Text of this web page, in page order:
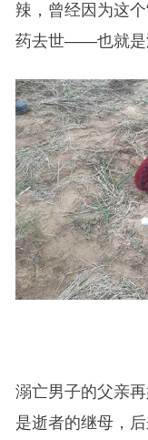
辣，曾经因为这
药去世——也就是
溺亡男子的父亲
是逝者的继母，后